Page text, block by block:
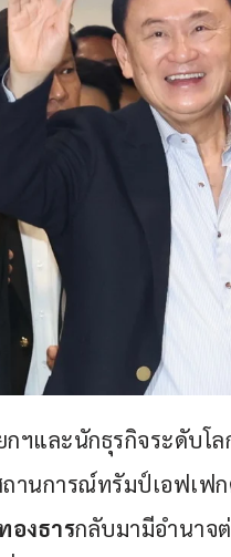
ฯและนักธุรกิจระดับโล
านการณ์ทรัมป์เอฟเฟ
องธารกลับมามีอำนาจ